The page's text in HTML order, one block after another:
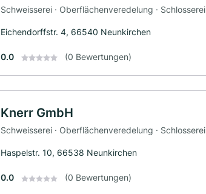
Schweisserei · Oberflächenveredelung · Schlosserei
Eichendorffstr. 4, 66540 Neunkirchen
0.0 (0 Bewertungen)
Knerr GmbH
Schweisserei · Oberflächenveredelung · Schlosserei
Haspelstr. 10, 66538 Neunkirchen
0.0 (0 Bewertungen)